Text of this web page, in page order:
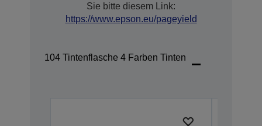
Sie bitte diesem Link:
https://www.epson.eu/pageyield
104 Tintenflasche 4 Farben Tinten